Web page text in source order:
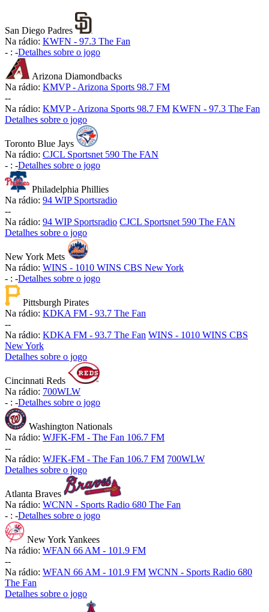
San Diego Padres
Na rádio: KWFN - 97.3 The Fan
- : -Detalhes sobre o jogo
Arizona Diamondbacks
Na rádio: KMVP - Arizona Sports 98.7 FM
--
Na rádio: KMVP - Arizona Sports 98.7 FM KWFN - 97.3 The Fan
Detalhes sobre o jogo
Toronto Blue Jays
Na rádio: CJCL Sportsnet 590 The FAN
- : -Detalhes sobre o jogo
Philadelphia Phillies
Na rádio: 94 WIP Sportsradio
--
Na rádio: 94 WIP Sportsradio CJCL Sportsnet 590 The FAN
Detalhes sobre o jogo
New York Mets
Na rádio: WINS - 1010 WINS CBS New York
- : -Detalhes sobre o jogo
Pittsburgh Pirates
Na rádio: KDKA FM - 93.7 The Fan
--
Na rádio: KDKA FM - 93.7 The Fan WINS - 1010 WINS CBS
New York
Detalhes sobre o jogo
Cincinnati Reds
Na rádio: 700WLW
- : -Detalhes sobre o jogo
Washington Nationals
Na rádio: WJFK-FM - The Fan 106.7 FM
--
Na rádio: WJFK-FM - The Fan 106.7 FM 700WLW
Detalhes sobre o jogo
Atlanta Braves
Na rádio: WCNN - Sports Radio 680 The Fan
- : -Detalhes sobre o jogo
New York Yankees
Na rádio: WFAN 66 AM - 101.9 FM
--
Na rádio: WFAN 66 AM - 101.9 FM WCNN - Sports Radio 680
The Fan
Detalhes sobre o jogo